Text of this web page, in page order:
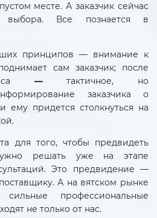
месте. А заказчик сейчас
выбора. Все познается в
принципов — внимание к
сам заказчик; после
—тактичное, но
заказчика о
ему придется столкнуться на
для того, чтобы предвидеть
решать уже на этапе
Это предвидение —
А на вятском рынке
сильные профессиональные
не только от нас.